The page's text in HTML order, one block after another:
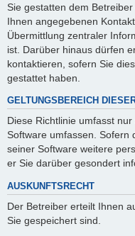
Sie gestatten dem
Ihnen angegebenen
Übermittlung zentraler
ist. Darüber hinaus dürfen
kontaktieren, sofern Sie
gestattet haben.
GELTUNGSBEREICH
Diese Richtlinie umfasst
Software umfassen. Sofern
seiner Software weitere
er Sie darüber gesondert
AUSKUNFTSRECHT
Der Betreiber erteilt Ihnen
Sie gespeichert sind.